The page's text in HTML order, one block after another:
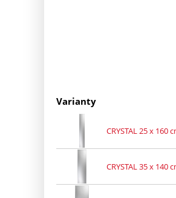
Varianty
CRYSTAL 25 x 160
CRYSTAL 35 x 140